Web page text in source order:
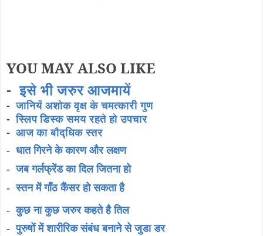
YOU MAY ALSO LIKE
-इसे भी जरुर आजमायें
-जानियें अशोक वृक्ष के चमत्कारी गुण
-स्लिप डिस्क समय रहते हो उपचार
- आज का बौद्धिक स्तर
- धात गिरने के कारण और लक्षण
-जब गर्लफ्रेंड का दिल जितना हो
-स्तन में गाँठ कैंसर हो सकता है
-कुछ ना कुछ जरुर कहते है तिल
-पुरुषों में शारीरिक संबंध बनाने से जुडा डर